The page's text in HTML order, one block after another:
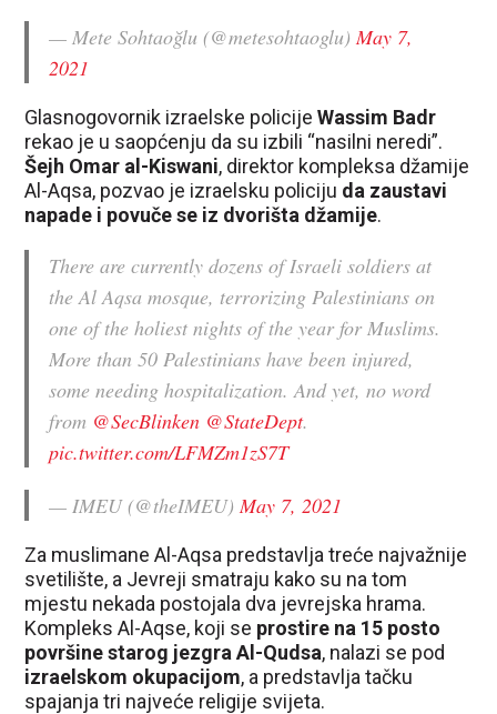
— Mete Sohtaoğlu (@metesohtaoglu) May 7,
2021
Glasnogovornik izraelske policijeWassim Badr
rekao je u saopćenju da su izbili “nasilni neredi”.
Šejh Omar al-Kiswani, direktor kompleksa džamije
Al-Aqsa, pozvao je izraelsku policiju da zaustavi
napade i povuče se iz dvorišta džamije.
There are currently dozens of Israeli soldiers at
the Al Aqsa mosque, terrorizing Palestinians on
one of the holiest nights of the year for Muslims.
More than 50 Palestinians have been injured,
some needing hospitalization. And yet, no word
from @SecBlinken @StateDept.
pic.twitter.com/LFMZm1zS7T
— IMEU (@theIMEU) May 7, 2021
Za muslimane Al-Aqsa predstavlja treće najvažnije
svetilište, a Jevreji smatraju kako su na tom
mjestu nekada postojala dva jevrejska hrama.
Kompleks Al-Aqse, koji se prostire na 15 posto
površine starog jezgra Al-Qudsa, nalazi se pod
izraelskom okupacijom, a predstavlja tačku
spajanja tri najveće religije svijeta.